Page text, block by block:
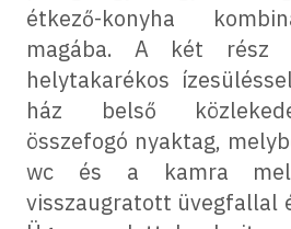
étkező-konyha
magába. A két rész
helytakarékos
ház belső
összefogó nyaktag,
wc és a kamra
visszaugratott üvegfallal